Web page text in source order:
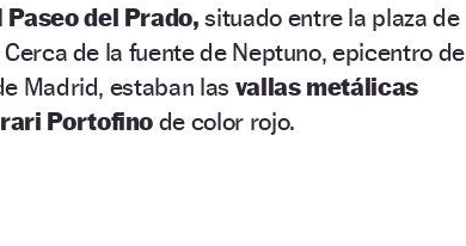
Paseo del Prado, situado entre la plaza de
de la fuente de Neptuno, epicentro de
Madrid, estaban las vallas metálicas
Portofinode color rojo.